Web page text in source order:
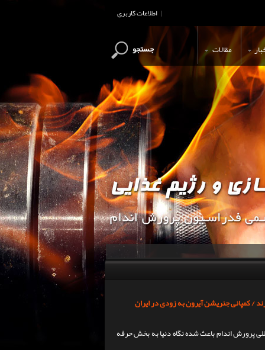
اطلاعات کاربری |
مقالات جستجو
این وب سایت جهت اطلاع رسانی و
/ کمپانی جنریشن آیرون به زودی در ایران
پرورش‌ اندام باعث شده نگاه‌ دنیا به بخش حرفه‌